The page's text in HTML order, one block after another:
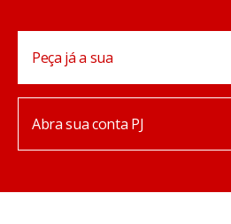
Abra sua conta PJ
Peça já a sua